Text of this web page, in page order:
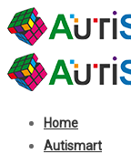
Home
Autismart